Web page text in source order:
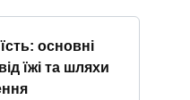
основні
їжі та шляхи